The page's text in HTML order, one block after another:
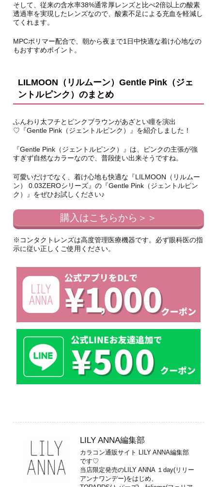
そして、従来の含水率38%通常厚レンズと比べ2倍以上の酸素
透過率を実現したレンズなので、酸素不足による充血を軽減し
てくれます。
MPCポリマー配合で、朝から夜まで1日中快適な着け心地なの
もおすすめポイント。
LILMOON（リルムーン）Gentle Pink（ジェ
ントルピンク）のまとめ
ふんわり太フチとピンクブラウンがあざとい瞳を演出
♡『Gentle Pink（ジェントルピンク）』を紹介しました！
『Gentle Pink（ジェントルピンク）』は、ピンクの主張が強
すぎず自然なカラーなので、普段使い出来そうですね。
可愛いだけでなく、着け心地も快適な『LILMOON（リルムー
ン） 0.03ZEROシリーズ』の『Gentle Pink（ジェントルピン
ク）』をぜひお試しください♪
購入はこちらから＞＞
※コンタクトレンズは高度管理医療機器です。必ず眼科医の指
示に従い正しくご使用ください。
LILY ANNA編集部
カラコン通販サイト LILY ANNA編集部
です♡
当店限定発売のLILY ANNA １day(リリー
アンナワンデー)をはじめ、